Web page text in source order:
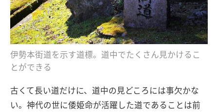
伊勢本街道を示す道標。道中でたくさん見かけるこ
とができる
古くて長い道だけに、道中の見どころには事欠かな
い。神代の世に倭姫命が活躍した道であることは前